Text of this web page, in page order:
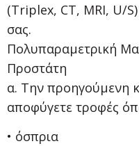
(Triplex, CT, MRI, U/
σας.
Πολυπαραμετρική
Προστάτη
α. Την προηγούμενη
αποφύγετε τροφές
• όσπρια